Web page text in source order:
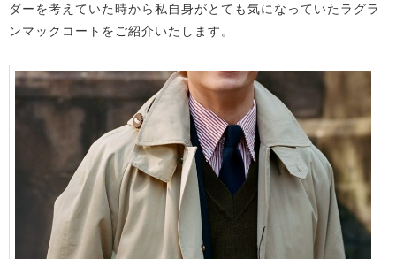
ダーを考えていた時から私自身がとても気になっていたラグラ
ンマックコートをご紹介いたします。